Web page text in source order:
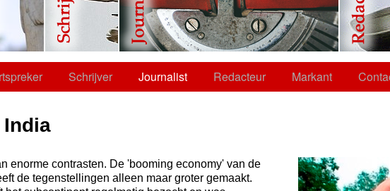
Schrijver Journalist Redacteur Markant
enorme contrasten. De 'booming economy' van de
de tegenstellingen alleen maar groter gemaakt.